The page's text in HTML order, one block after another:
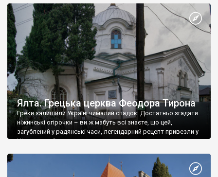
Ялта. Грецька церква Феодора Тирона
Греки залишили Україні чималий спадок. Достатньо згадати
ніжинські огірочки – ви ж мабуть всі знаєте, що цей,
загублений у радянські часи, легендарний рецепт привезли у
Ніжин греки?